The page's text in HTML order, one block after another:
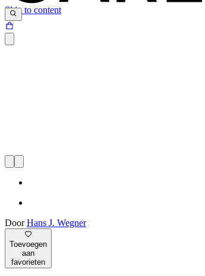
Skip to content
DoorHans J. Wegner
Toevoegen
aan
favorieten